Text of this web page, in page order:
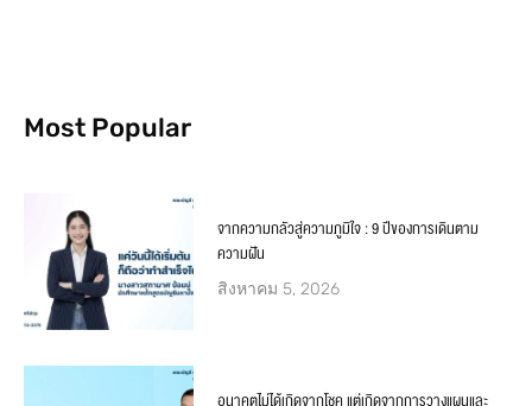
Most Popular
จากความกลัวสู่ความภูมิใจ : 9 ปีของการเดินตาม
ความฝัน
สิงหาคม 5, 2026
อนาคตไม่ได้เกิดจากโชค แต่เกิดจากการวางแผนและ